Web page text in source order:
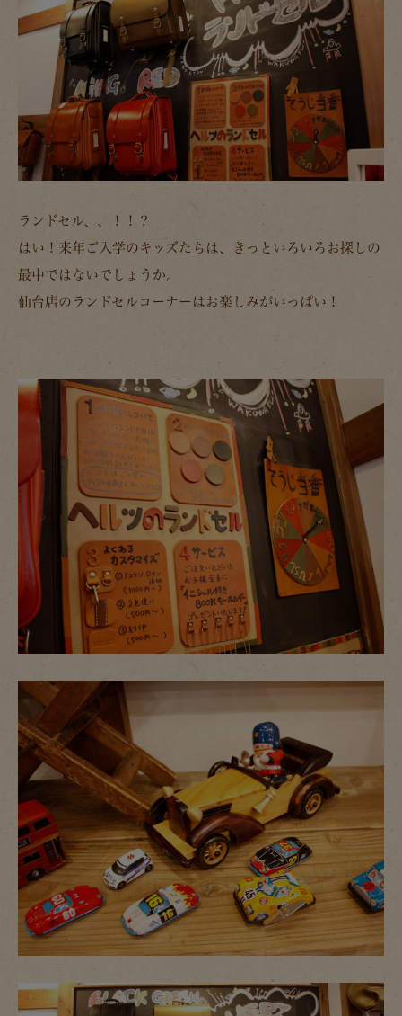
ランドセル、、！！？
はい！来年ご入学のキッズたちは、きっといろいろお探しの
最中ではないでしょうか。
仙台店のランドセルコーナーはお楽しみがいっぱい！